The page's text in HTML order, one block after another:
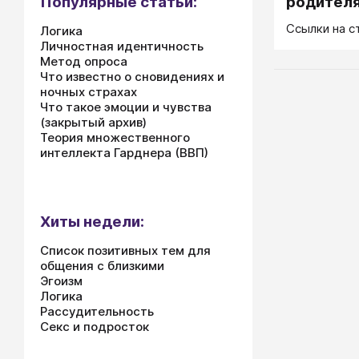
Ссылки на
Логика
Личностная идентичность
Метод опроса
Что известно о сновидениях и
ночных страхах
Что такое эмоции и чувства
(закрытый архив)
Теория множественного
интеллекта Гарднера (ВВП)
Хиты недели:
Список позитивных тем для
общения с близкими
Эгоизм
Логика
Рассудительность
Секс и подросток